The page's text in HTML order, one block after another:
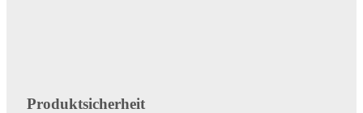
Produktsicherheit